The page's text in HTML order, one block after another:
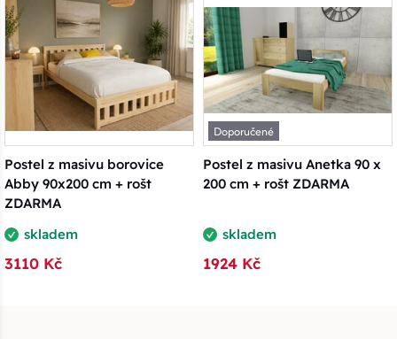
Postel z masivu borovice
Abby 90x200 cm + rošt
ZDARMA
skladem
3110 Kč
Doporučené
Postel z masivu Anetka 90 x
200 cm + rošt ZDARMA
skladem
1924 Kč